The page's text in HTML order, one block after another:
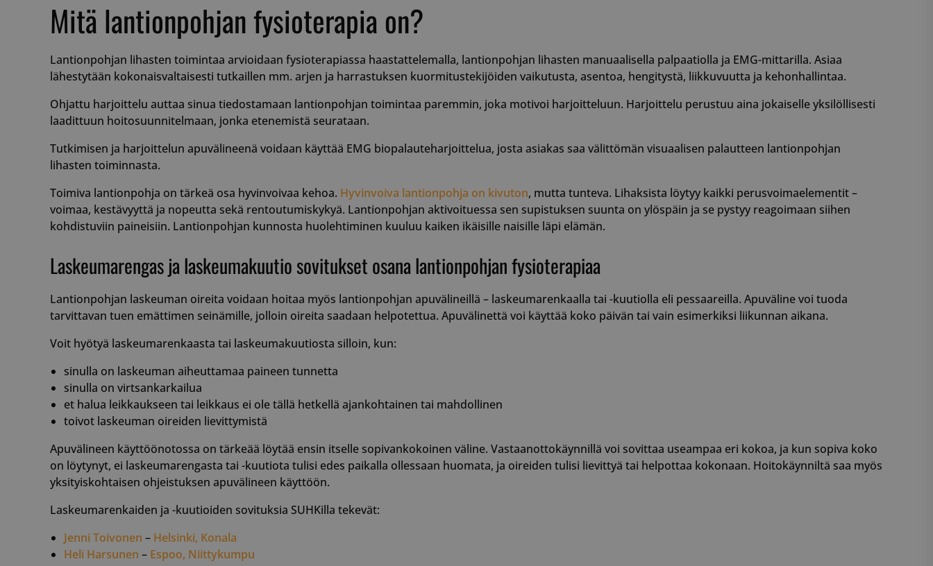
Mitä lantionpohjan fysioterapia on?
Lantionpohjan lihasten toimintaa arvioidaan fysioterapiassa haastattelemalla, lantionpohjan lihasten manuaalisella palpaatiolla ja EMG-mittarilla. Asiaa
lähestytään kokonaisvaltaisesti tutkaillen mm. arjen ja harrastuksen kuormitustekijöiden vaikutusta, asentoa, hengitystä, liikkuvuutta ja kehonhallintaa.
Ohjattu harjoittelu auttaa sinua tiedostamaan lantionpohjan toimintaa paremmin, joka motivoi harjoitteluun. Harjoittelu perustuu aina jokaiselle yksilöllisesti
laadittuun hoitosuunnitelmaan, jonka etenemistä seurataan.
Tutkimisen ja harjoittelun apuvälineenä voidaan käyttää EMG biopalauteharjoittelua, josta asiakas saa välittömän visuaalisen palautteen lantionpohjan
lihasten toiminnasta.
Toimiva lantionpohja on tärkeä osa hyvinvoivaa kehoa. Hyvinvoiva lantionpohja on kivuton, mutta tunteva. Lihaksista löytyy kaikki perusvoimaelementit –
voimaa, kestävyyttä ja nopeutta sekä rentoutumiskykyä. Lantionpohjan aktivoituessa sen supistuksen suunta on ylöspäin ja se pystyy reagoimaan siihen
kohdistuviin paineisiin. Lantionpohjan kunnosta huolehtiminen kuuluu kaiken ikäisille naisille läpi elämän.
Laskeumarengas ja laskeumakuutio sovitukset osana lantionpohjan fysioterapiaa
Lantionpohjan laskeuman oireita voidaan hoitaa myös lantionpohjan apuvälineillä – laskeumarenkaalla tai -kuutiolla eli pessaareilla. Apuväline voi tuoda
tarvittavan tuen emättimen seinämille, jolloin oireita saadaan helpotettua. Apuvälinettä voi käyttää koko päivän tai vain esimerkiksi liikunnan aikana.
Voit hyötyä laskeumarenkaasta tai laskeumakuutiosta silloin, kun:
sinulla on laskeuman aiheuttamaa paineen tunnetta
sinulla on virtsankarkailua
et halua leikkaukseen tai leikkaus ei ole tällä hetkellä ajankohtainen tai mahdollinen
toivot laskeuman oireiden lievittymistä
Apuvälineen käyttöönotossa on tärkeää löytää ensin itselle sopivankokoinen väline. Vastaanottokäynnillä voi sovittaa useampaa eri kokoa, ja kun sopiva koko
on löytynyt, ei laskeumarengasta tai -kuutiota tulisi edes paikalla ollessaan huomata, ja oireiden tulisi lievittyä tai helpottaa kokonaan. Hoitokäynniltä saa myös
yksityiskohtaisen ohjeistuksen apuvälineen käyttöön.
Laskeumarenkaiden ja -kuutioiden sovituksia SUHKilla tekevät:
Jenni Toivonen – Helsinki, Konala
Heli Harsunen – Espoo, Niittykumpu